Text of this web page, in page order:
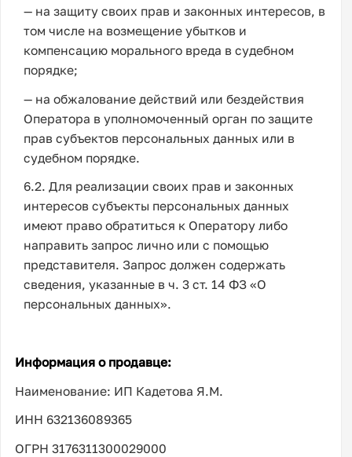
— на защиту своих прав и законных интересов, в
том числе на возмещение убытков и
компенсацию морального вреда в судебном
порядке;
— на обжалование действий или бездействия
Оператора в уполномоченный орган по защите
прав субъектов персональных данных или в
судебном порядке.
6.2. Для реализации своих прав и законных
интересов субъекты персональных данных
имеют право обратиться к Оператору либо
направить запрос лично или с помощью
представителя. Запрос должен содержать
сведения, указанные в ч. 3 ст. 14 ФЗ «О
персональных данных».
Информация о продавце:
Наименование: ИП Кадетова Я.М.
ИНН 632136089365
ОГРН 3176311300029000